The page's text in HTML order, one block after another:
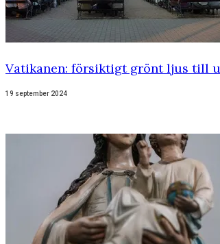
Vatikanen: försiktigt grönt ljus till
19 september 2024